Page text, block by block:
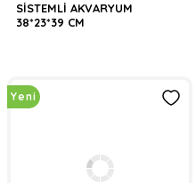
SİSTEMLİ AKVARYUM
38*23*39 CM
Yeni